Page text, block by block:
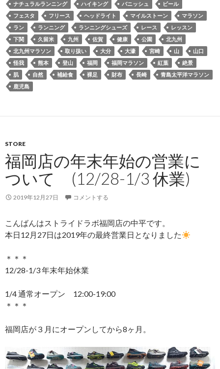
ナチュラルランニング
ハイキング バニッシュ
ビール
フェスタ
フリース ヘッドライト マイルストーン
マラソン
ラン
ランニング ランニングシューズ レース
レッスン
下関
久留米 九州 佐賀 健康 公園
北九州
北九州マラソン
取り扱い 大分 大濠 宮崎 山
山口
怪我
熊本 登山 福岡 福岡マラソン 紅葉
絶景
肌
自然 補給食 裸足 財布 長崎
青島太平洋マラソン
鹿児島
STORE
福岡店の年末年始の営業に
ついて (12/28-1/3 休業)
2019年12月27日 コメントする
こんばんはストライドラボ福岡店の中平です。
本日12月27日は2019年の最終営業日となりました
＊＊＊
12/28-1/3 年末年始休業
1/4 通常オープン 12:00-19:00
＊＊＊
福岡店が３月にオープンしてから8ヶ月。